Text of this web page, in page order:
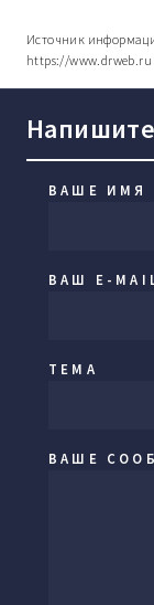
Источник
https://www.drweb.ru
ВАШЕ ИМЯ
ВАШ E-
ТЕМА
ВАШЕ